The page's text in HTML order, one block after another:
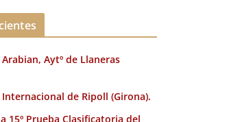
Aytº de Llaneras
Internacional de Ripoll (Girona).
15º Prueba Clasificatoria del